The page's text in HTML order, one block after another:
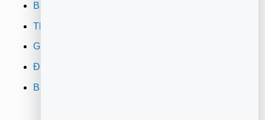
Bảo mật
Thanh toán
Giao hàng
Đổi trả
Bảo hành